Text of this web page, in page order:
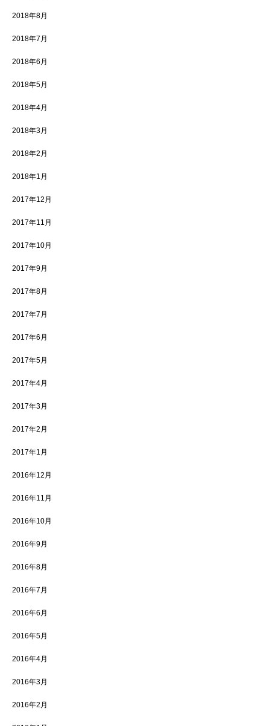
2018年8月
2018年7月
2018年6月
2018年5月
2018年4月
2018年3月
2018年2月
2018年1月
2017年12月
2017年11月
2017年10月
2017年9月
2017年8月
2017年7月
2017年6月
2017年5月
2017年4月
2017年3月
2017年2月
2017年1月
2016年12月
2016年11月
2016年10月
2016年9月
2016年8月
2016年7月
2016年6月
2016年5月
2016年4月
2016年3月
2016年2月